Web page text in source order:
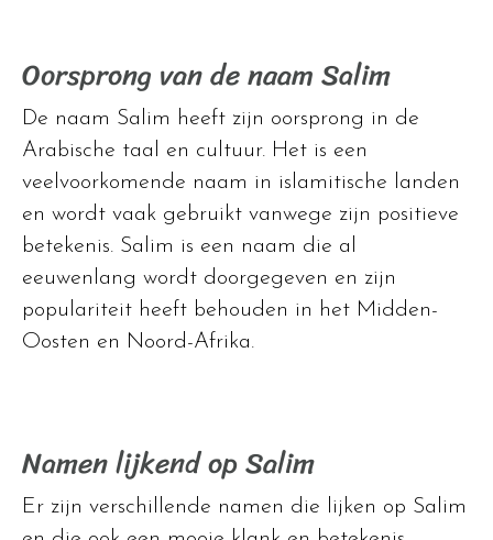
Oorsprong van de naam Salim
De naam Salim heeft zijn oorsprong in de
Arabische taal en cultuur. Het is een
veelvoorkomende naam in islamitische landen
en wordt vaak gebruikt vanwege zijn positieve
betekenis. Salim is een naam die al
eeuwenlang wordt doorgegeven en zijn
populariteit heeft behouden in het Midden-
Oosten en Noord-Afrika.
Namen lijkend op Salim
Er zijn verschillende namen die lijken op Salim